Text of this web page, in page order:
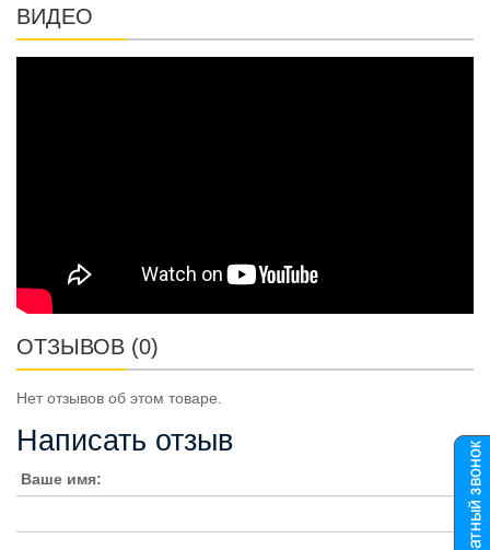
ВИДЕО
ОТЗЫВОВ (0)
Нет отзывов об этом товаре.
Написать отзыв
Ваше имя: